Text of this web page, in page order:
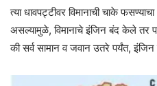
त्या धावपट्टीवर विमानाची चाके
असल्यामुळे, विमानाचे इंजिन बंद केले तर
की सर्व सामान व जवान उतरे पर्यंत,